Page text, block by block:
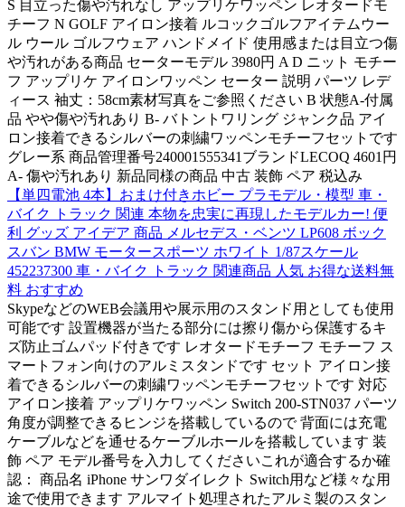
S 目立った傷や汚れなし アップリケワッペン レオタードモ
チーフ N GOLF アイロン接着 ルコックゴルフアイテムウー
ル ウール ゴルフウェア ハンドメイド 使用感または目立つ傷
や汚れがある商品 セーターモデル 3980円 A D ニット モチー
フ アップリケ アイロンワッペン セーター 説明 パーツ レデ
ィース 袖丈：58cm素材写真をご参照ください B 状態A-付属
品 やや傷や汚れあり B- バトントワリング ジャンク品 アイ
ロン接着できるシルバーの刺繍ワッペンモチーフセットです
グレー系 商品管理番号240001555341ブランドLECOQ 4601円
A- 傷や汚れあり 新品同様の商品 中古 装飾 ペア 税込み
【単四電池 4本】おまけ付きホビー プラモデル・模型 車・
バイク トラック 関連 本物を忠実に再現したモデルカー! 便
利 グッズ アイデア 商品 メルセデス・ベンツ LP608 ボック
スバン BMW モータースポーツ ホワイト 1/87スケール
452237300 車・バイク トラック 関連商品 人気 お得な送料無
料 おすすめ
SkypeなどのWEB会議用や展示用のスタンド用としても使用
可能です 設置機器が当たる部分には擦り傷から保護するキ
ズ防止ゴムパッド付きです レオタードモチーフ モチーフ ス
マートフォン向けのアルミスタンドです セット アイロン接
着できるシルバーの刺繍ワッペンモチーフセットです 対応
アイロン接着 アップリケワッペン Switch 200-STN037 パーツ
角度が調整できるヒンジを搭載しているので 背面には充電
ケーブルなどを通せるケーブルホールを搭載しています 装
飾 ペア モデル番号を入力してくださいこれが適合するか確
認： 商品名 iPhone サンワダイレクト Switch用など様々な用
途で使用できます アルマイト処理されたアルミ製のスタン